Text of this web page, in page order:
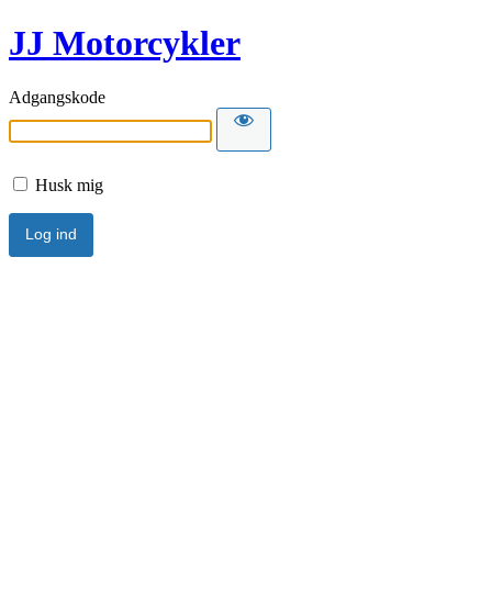
JJ Motorcykler
Adgangskode
Husk mig